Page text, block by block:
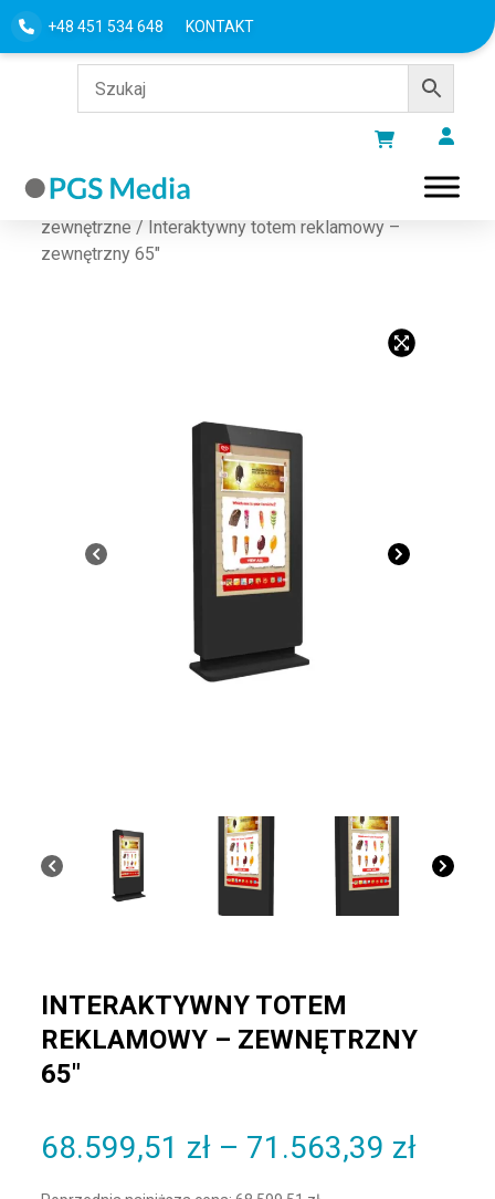
+48 451 534 648 KONTAKT
Strona główna/MONITORY I EKRANY
zewnętrzne / Interaktywny totem reklamowy –
zewnętrzny 65″
INTERAKTYWNY TOTEM
REKLAMOWY – ZEWNĘTRZNY
65″
68.599,51 zł – 71.563,39 zł